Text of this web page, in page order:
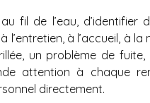
fil de l’eau,
à l’entretien, à l’accueil,
un problème de
attention à chaque
directement.